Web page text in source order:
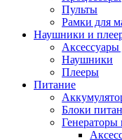
Пульты
Рамки для
Наушники и
Наушники
Плееры
Питание
Блоки